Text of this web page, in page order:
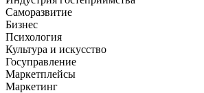
Саморазвитие
Бизнес
Психология
Культура и искусство
Госуправление
Маркетплейсы
Маркетинг